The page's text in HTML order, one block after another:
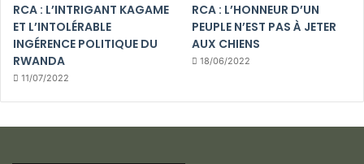
RCA : L’INTRIGANT KAGAME
ET L’INTOLÉRABLE
INGÉRENCE POLITIQUE DU
RWANDA
11/07/2022
RCA : L’HONNEUR D’UN
PEUPLE N’EST PAS À JETER
AUX CHIENS
18/06/2022